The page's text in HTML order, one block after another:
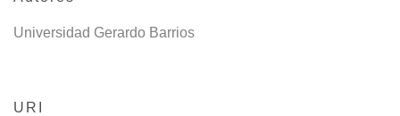
Universidad Gerardo Barrios
URI